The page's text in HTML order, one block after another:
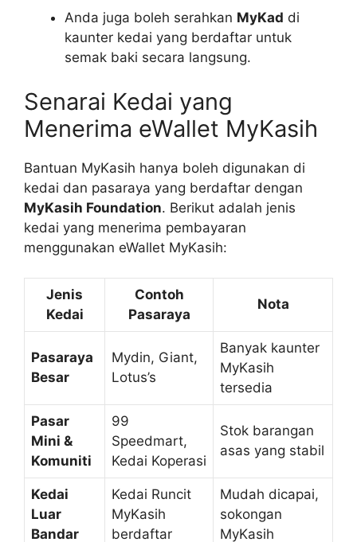
Anda juga boleh serahkan MyKad di
kaunter kedai yang berdaftar untuk
semak baki secara langsung.
Senarai Kedai yang
Menerima eWallet MyKasih
Bantuan MyKasih hanya boleh digunakan di
kedai dan pasaraya yang berdaftar dengan
MyKasih Foundation. Berikut adalah jenis
kedai yang menerima pembayaran
menggunakan eWallet MyKasih:
Jenis
Kedai
Contoh
Pasaraya
Nota
Pasaraya
Besar
Mydin, Giant,
Lotus’s
Banyak kaunter
MyKasih
tersedia
Pasar
Mini &
Komuniti
99
Speedmart,
Kedai Koperasi
Stok barangan
asas yang stabil
Kedai
Luar
Bandar
Kedai Runcit
MyKasih
berdaftar
Mudah dicapai,
sokongan
MyKasih